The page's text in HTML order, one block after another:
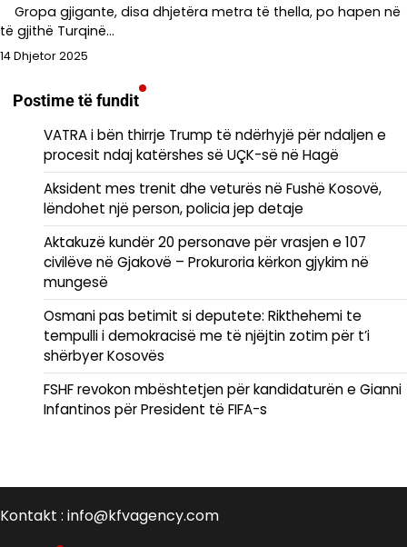
Gropa gjigante, disa dhjetëra metra të thella, po hapen në
të gjithë Turqinë…
14 Dhjetor 2025
Postime të fundit
VATRA i bën thirrje Trump të ndërhyjë për ndaljen e
procesit ndaj katërshes së UÇK-së në Hagë
Aksident mes trenit dhe veturës në Fushë Kosovë,
lëndohet një person, policia jep detaje
Aktakuzë kundër 20 personave për vrasjen e 107
civilëve në Gjakovë – Prokuroria kërkon gjykim në
mungesë
Osmani pas betimit si deputete: Rikthehemi te
tempulli i demokracisë me të njëjtin zotim për t’i
shërbyer Kosovës
FSHF revokon mbështetjen për kandidaturën e Gianni
Infantinos për President të FIFA-s
Kontakt : info@kfvagency.com